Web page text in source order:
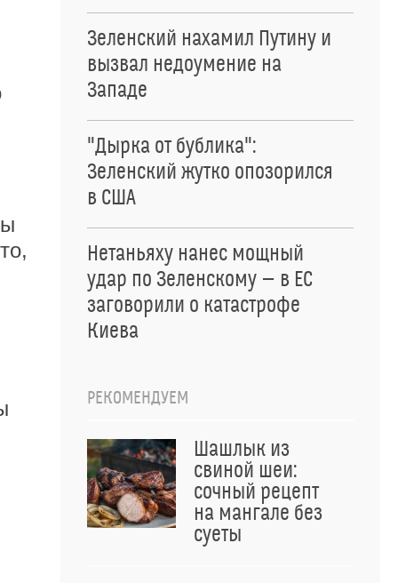
Зеленский нахамил Путину и
вызвал недоумение на
Западе
"Дырка от бублика":
Зеленский жутко опозорился
в США
Нетаньяху нанес мощный
удар по Зеленскому — в ЕС
заговорили о катастрофе
Киева
РЕКОМЕНДУЕМ
Шашлык из
свиной шеи:
сочный рецепт
на мангале без
суеты